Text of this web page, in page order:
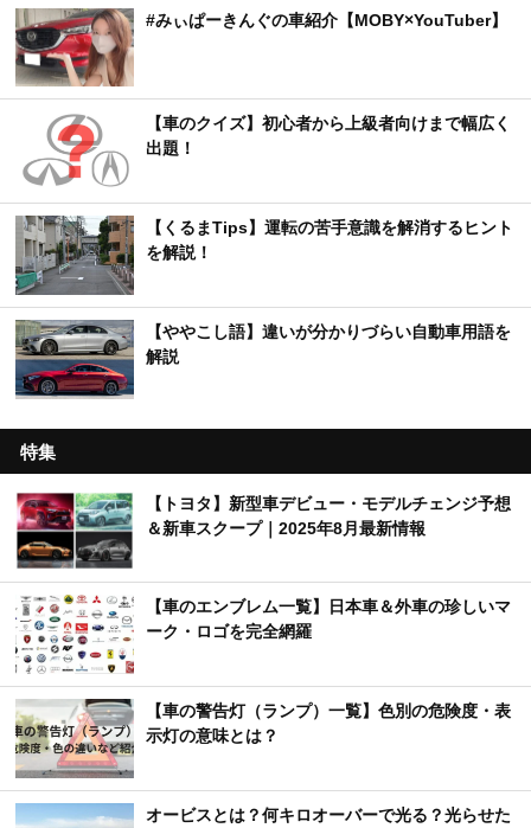
#みぃぱーきんぐの車紹介【MOBY×YouTuber】
【車のクイズ】初心者から上級者向けまで幅広く
出題！
【くるまTips】運転の苦手意識を解消するヒント
を解説！
【ややこし語】違いが分かりづらい自動車用語を
解説
特集
【トヨタ】新型車デビュー・モデルチェンジ予想
＆新車スクープ｜2025年8月最新情報
【車のエンブレム一覧】日本車＆外車の珍しいマ
ーク・ロゴを完全網羅
【車の警告灯（ランプ）一覧】色別の危険度・表
示灯の意味とは？
オービスとは？何キロオーバーで光る？光らせた